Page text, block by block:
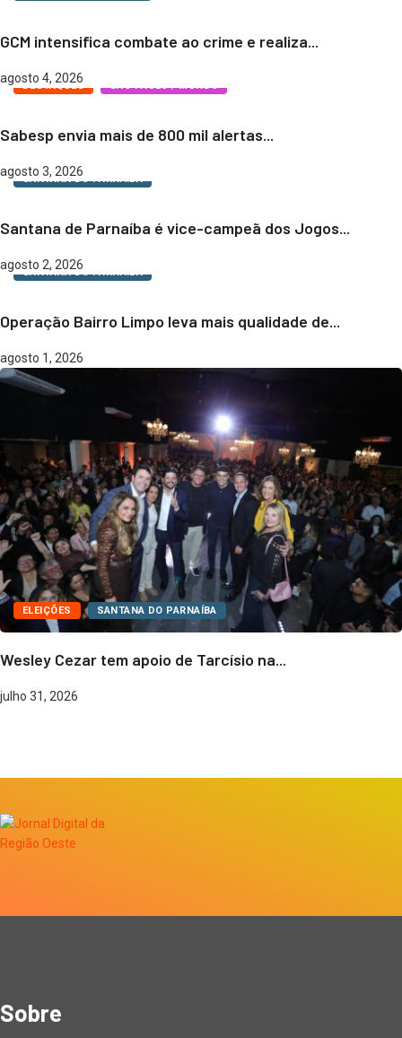
GCM intensifica combate ao crime e realiza...
agosto 4, 2026
DESTAQUES
Sabesp envia mais de 800 mil alertas...
agosto 3, 2026
SANTANA DO PARNAÍBA
Santana de Parnaíba é vice-campeã dos Jogos...
agosto 2, 2026
SANTANA DO PARNAÍBA
Operação Bairro Limpo leva mais qualidade de...
agosto 1, 2026
ELEIÇÕES SANTANA DO PARNAÍBA
Wesley Cezar tem apoio de Tarcísio na...
julho 31, 2026
Sobre